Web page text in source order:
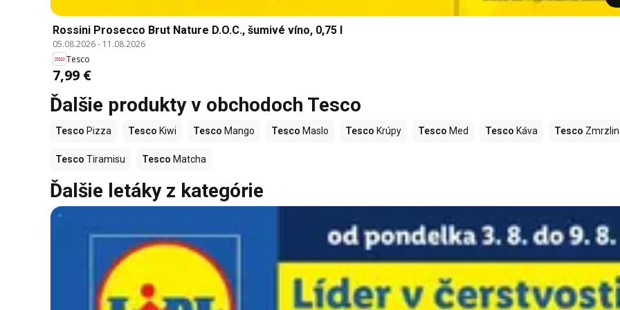
Rossini Prosecco Brut Nature D.O.C., šumivé víno, 0,75 l
05.08.2026- 11.08.2026
Tesco
7,99 €
Ďalšie produkty v obchodoch Tesco
Tesco Pizza Tesco Kiwi Tesco Mango Tesco Maslo Tesco Krúpy Tesco Med Tesco Káva Tesco
Tesco Tiramisu Tesco Matcha
Ďalšie letáky z kategórie